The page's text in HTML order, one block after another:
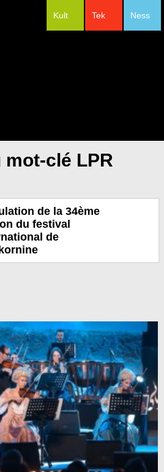
Ness
Tek
Kult
clé LPR
de la 34ème
du festival
de